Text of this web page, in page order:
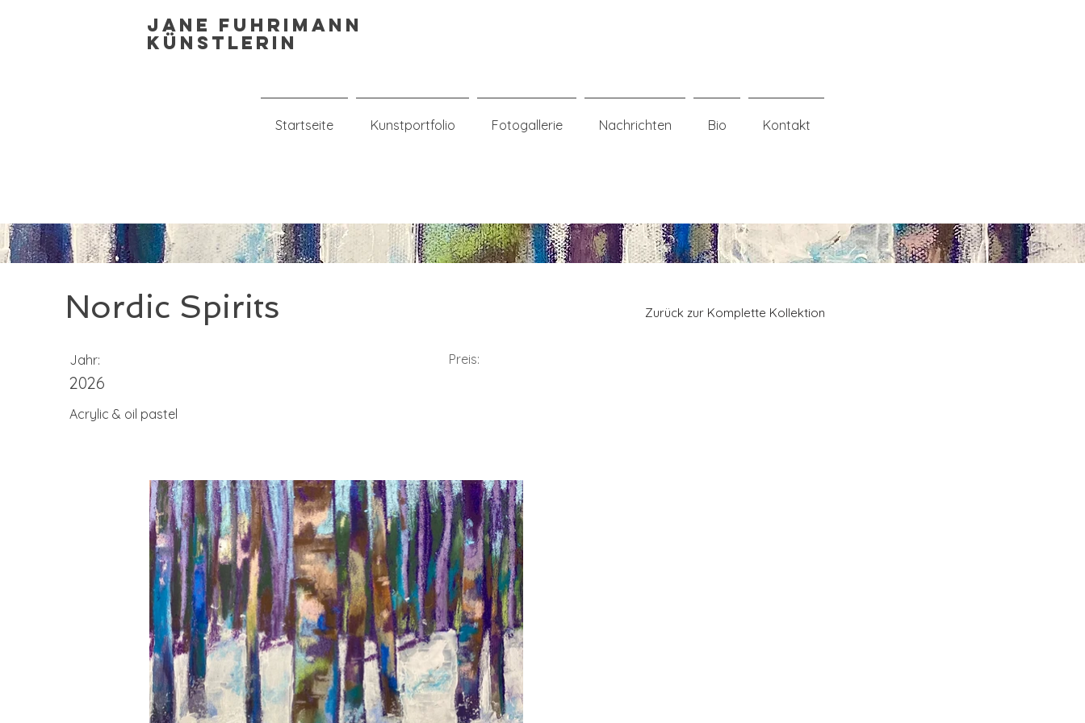
Jane Fuhrimann
Künstlerin
Startseite Kunstportfolio Fotogallerie Nachrichten Bio Kontakt
Nordic Spirits Zurück zur Komplette Kollektion
Jahr:
2026
Preis:
Acrylic & oil pastel